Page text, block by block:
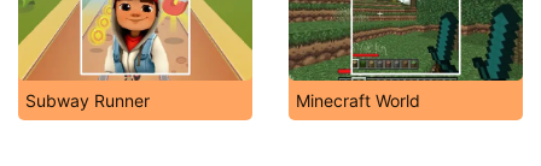
Subway Runner Minecraft World